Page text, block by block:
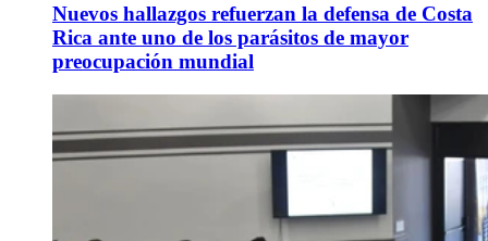
Nuevos hallazgos refuerzan la defensa de Costa
Rica ante uno de los parásitos de mayor
preocupación mundial